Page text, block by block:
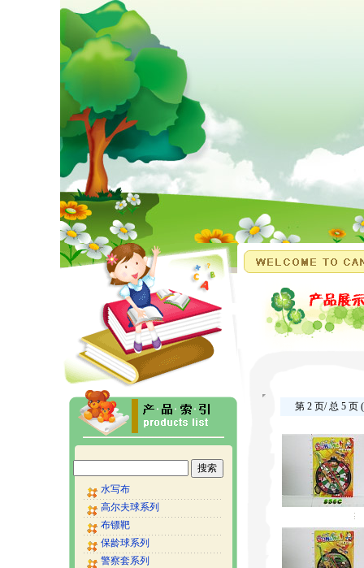
水写布
高尔夫球系列
布镖靶
保龄球系列
警察套系列
第 2 页/ 总 5 页